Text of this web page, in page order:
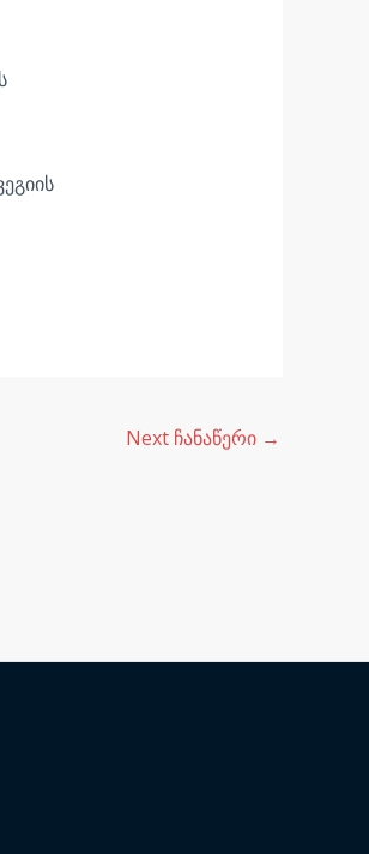
Next ჩანაწერი →